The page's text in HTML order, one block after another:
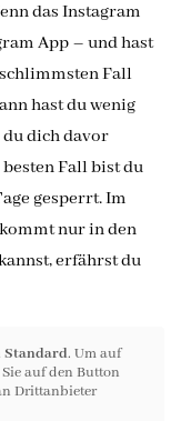
das Instagram
App – und hast
Fall
hast du wenig
du dich davor
Fall bist du
gesperrt. Im
nur in den
erfährst du
Standard. Um auf
auf den Button
Drittanbieter